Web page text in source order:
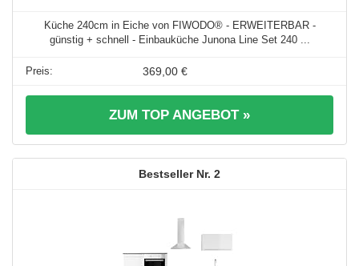
Küche 240cm in Eiche von FIWODO® - ERWEITERBAR -
günstig + schnell - Einbauküche Junona Line Set 240 ...
369,00 €
ZUM TOP ANGEBOT »
2